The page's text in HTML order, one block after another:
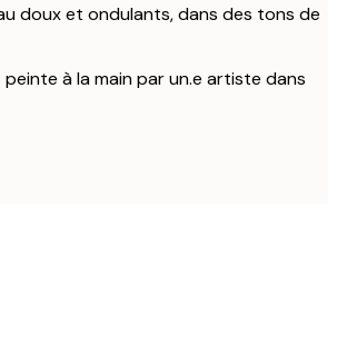
$111.75
doux et ondulants, dans des tons de
à la main par un.e artiste dans